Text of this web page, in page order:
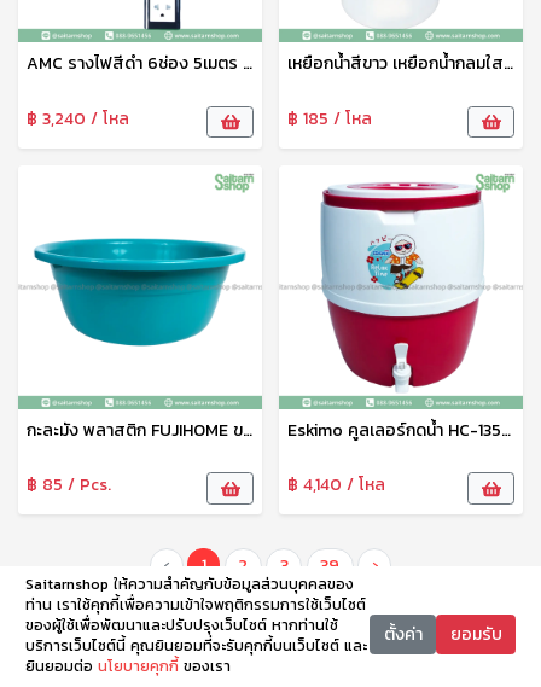
AMC รางไฟสีดำ 6ช่อง 5เมตร 1สวิตซ์ รุ่นB1605 เกรดAAA ปลอดภัย แข็งแรง ทนทานต่อแรงกระแทก
฿ 3,240 / โหล
เหยือกน้ำสีขาว เหยือกน้ำกลมใส Freshy ตราเดลี่กุ๊ก เหยือกน้ำพลาสติก PP เกรด A แข็งแรง ทนทาน No.898A
฿ 185 / โหล
กะละมัง พลาสติก FUJIHOME ขนาด 49 ซม. รุ่น BS-50 กะละมังพลาสติก กะละมังทรงกลม กะละมังใส่ของ Eskimo
฿ 85 / Pcs.
Eskimo คูลเลอร์กดน้ำ HC-1350V ขนาดความจุ 13.5 ลิตร มีก๊อก เปิด-ปิด BIG COOLER COOL มีฉนวนล็อคความเย็น พลาสติก Food Grade
฿ 4,140 / โหล
‹ 1 2 3 39 ›
Saitarnshop ให้ความสำคัญกับข้อมูลส่วนบุคคลของ
ท่าน เราใช้คุกกี้เพื่อความเข้าใจพฤติกรรมการใช้เว็บไซต์
ของผู้ใช้เพื่อพัฒนาและปรับปรุงเว็บไซต์ หากท่านใช้
บริการเว็บไซต์นี้ คุณยินยอมที่จะรับคุกกี้บนเว็บไซต์ และ
ยินยอมต่อ นโยบายคุกกี้ ของเรา
ตั้งค่า ยอมรับ